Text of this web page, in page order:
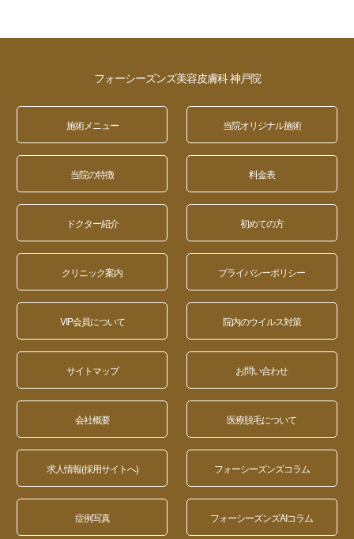
フォーシーズンズ美容皮膚科 神戸院
施術メニュー 当院オリジナル施術
当院の特徴 料金表
ドクター紹介 初めての方
クリニック案内 プライバシーポリシー
VIP会員について 院内のウイルス対策
サイトマップ お問い合わせ
会社概要 医療脱毛について
求人情報(採用サイトへ) フォーシーズンズコラム
症例写真 フォーシーズンズAIコラム